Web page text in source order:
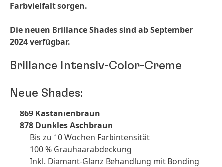
Farbvielfalt sorgen.
Die neuen Brillance Shades sind ab September
2024 verfügbar.
Brillance Intensiv-Color-Creme
Neue Shades:
869 Kastanienbraun
878 Dunkles Aschbraun
Bis zu 10 Wochen Farbintensität
100 % Grauhaarabdeckung
Inkl. Diamant-Glanz Behandlung mit Bonding